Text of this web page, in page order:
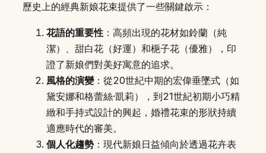
歷史上的經典新娘花束提供了一些關鍵啟示：
花語的重要性 ：高頻出現的花材如鈴蘭（純
潔）、甜白花（好運）和梔子花（優雅），印
證了新娘們對美好寓意的追求。
風格的演變：從20世紀中期的宏偉垂墜式（如
黛安娜和格蕾絲·凱莉），到21世紀初期小巧精
緻和手持式設計的興起，婚禮花束的形狀持續
適應時代的審美。
個人化趨勢 ：現代新娘日益傾向於透過花卉表